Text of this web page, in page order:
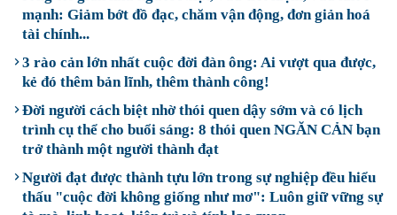
mạnh: Giảm bớt đồ đạc, chăm vận động, đơn giản hoá
tài chính...
3 rào cản lớn nhất cuộc đời đàn ông: Ai vượt qua được,
kẻ đó thêm bản lĩnh, thêm thành công!
Đời người cách biệt nhờ thói quen dậy sớm và có lịch
trình cụ thể cho buổi sáng: 8 thói quen NGĂN CẢN bạn
trở thành một người thành đạt
Người đạt được thành tựu lớn trong sự nghiệp đều hiểu
thấu "cuộc đời không giống như mơ": Luôn giữ vững sự